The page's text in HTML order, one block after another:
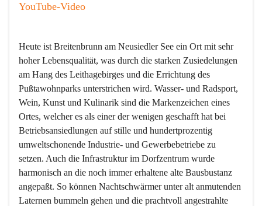
YouTube-Video
Heute ist Breitenbrunn am Neusiedler See ein Ort mit sehr
hoher Lebensqualität, was durch die starken Zusiedelungen
am Hang des Leithagebirges und die Errichtung des
Pußtawohnparks unterstrichen wird. Wasser- und Radsport,
Wein, Kunst und Kulinarik sind die Markenzeichen eines
Ortes, welcher es als einer der wenigen geschafft hat bei
Betriebsansiedlungen auf stille und hundertprozentig
umweltschonende Industrie- und Gewerbebetriebe zu
setzen. Auch die Infrastruktur im Dorfzentrum wurde
harmonisch an die noch immer erhaltene alte Bausbustanz
angepaßt. So können Nachtschwärmer unter alt anmutenden
Laternen bummeln gehen und die prachtvoll angestrahlte